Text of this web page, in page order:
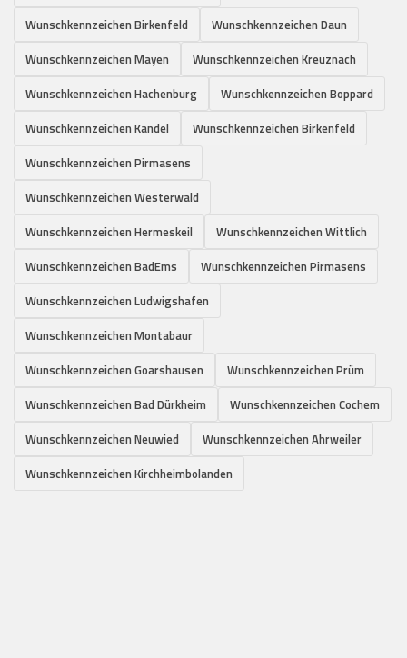
Wunschkennzeichen Birkenfeld
Wunschkennzeichen Daun
Wunschkennzeichen Mayen
Wunschkennzeichen Kreuznach
Wunschkennzeichen Hachenburg
Wunschkennzeichen Boppard
Wunschkennzeichen Kandel
Wunschkennzeichen Birkenfeld
Wunschkennzeichen Pirmasens
Wunschkennzeichen Westerwald
Wunschkennzeichen Hermeskeil
Wunschkennzeichen Wittlich
Wunschkennzeichen BadEms
Wunschkennzeichen Pirmasens
Wunschkennzeichen Ludwigshafen
Wunschkennzeichen Montabaur
Wunschkennzeichen Goarshausen
Wunschkennzeichen Prüm
Wunschkennzeichen Bad Dürkheim
Wunschkennzeichen Cochem
Wunschkennzeichen Neuwied
Wunschkennzeichen Ahrweiler
Wunschkennzeichen Kirchheimbolanden